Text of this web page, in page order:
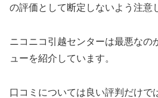
の評価として断定しないよう注意
ニコニコ引越センターは最悪なの
ューを紹介しています。
口コミについては良い評判だけで